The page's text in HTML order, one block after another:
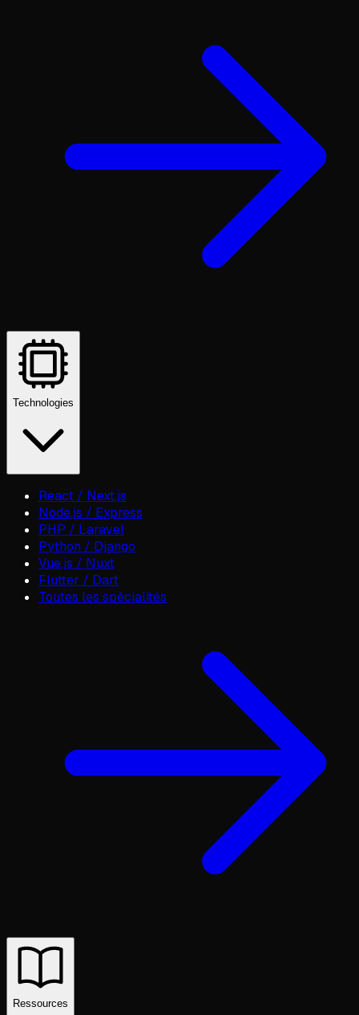
Technologies
React / Next.js
Node.js / Express
PHP / Laravel
Python / Django
Vue.js / Nuxt
Flutter / Dart
Toutes les spécialités
Ressources